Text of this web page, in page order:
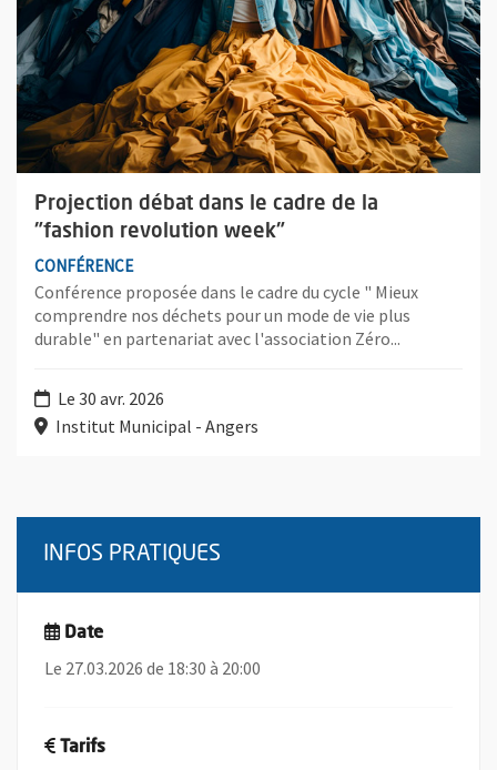
Projection débat dans le cadre de la
"fashion revolution week"
CONFÉRENCE
Conférence proposée dans le cadre du cycle " Mieux
comprendre nos déchets pour un mode de vie plus
durable" en partenariat avec l'association Zéro...
Le 30 avr. 2026
Institut Municipal - Angers
INFOS PRATIQUES
Date
Le 27.03.2026 de 18:30 à 20:00
Tarifs